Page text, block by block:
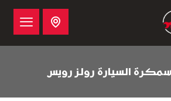
السيارة رولز رويس